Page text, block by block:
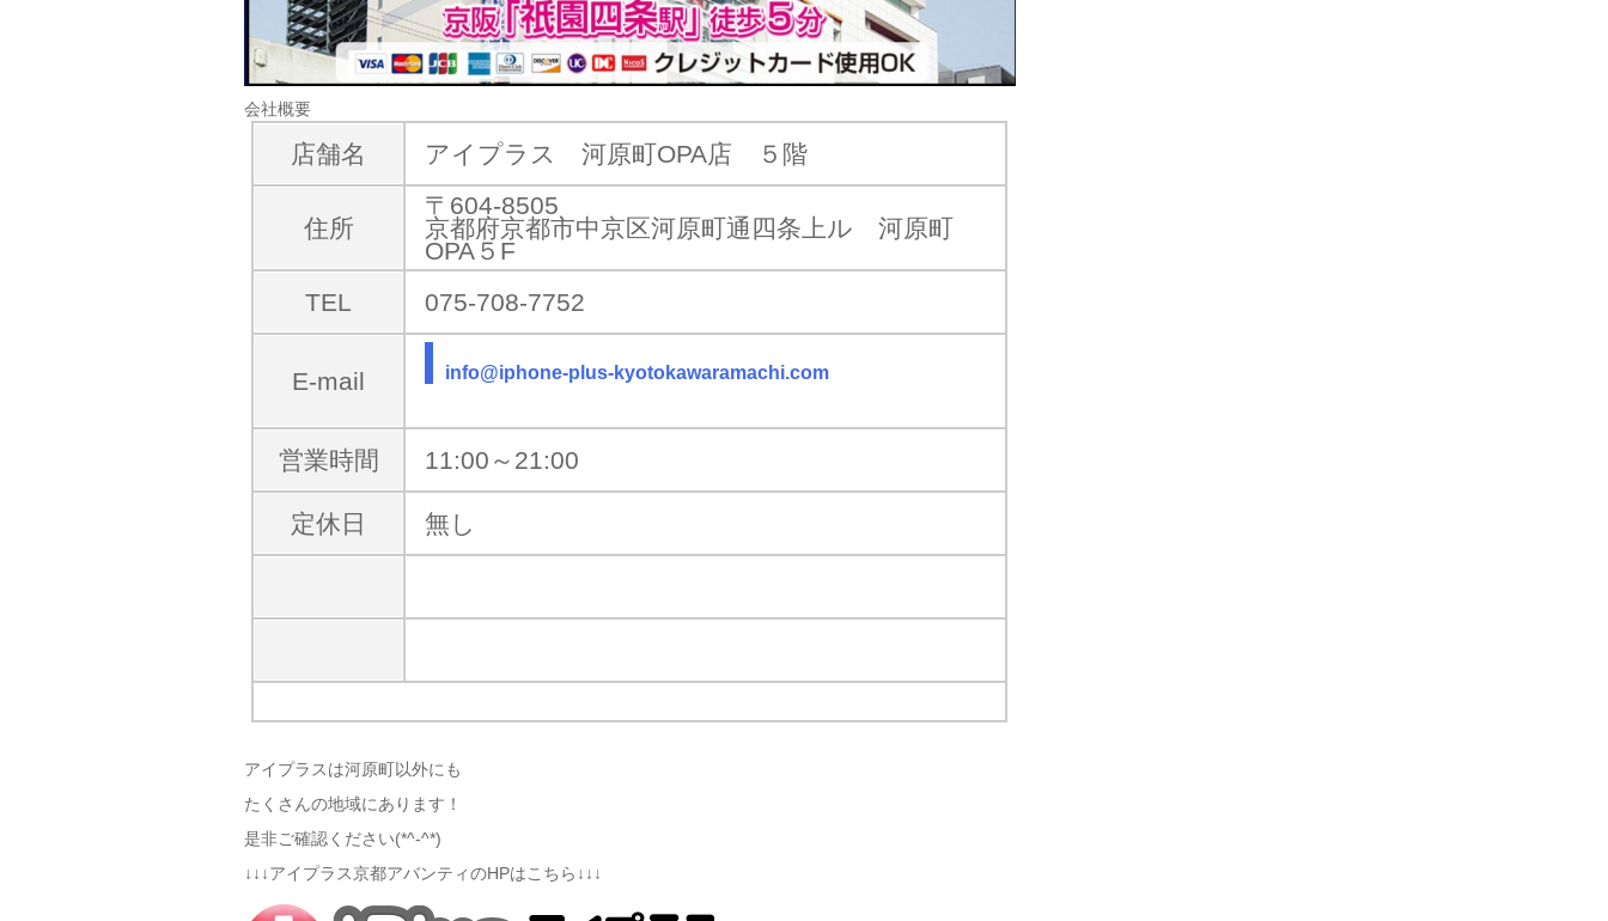
会社概要
店舗名 アイプラス 河原町OPA店 ５階
住所
〒604-8505
京都府京都市中京区河原町通四条上ル 河原町
OPA５F
TEL
075-708-7752
E-mail info@iphone-plus-kyotokawaramachi.com
営業時間 11:00～21:00
定休日 無し
アイプラスは河原町以外にも
たくさんの地域にあります！
是非ご確認ください(*^-^*)
↓↓↓アイプラス京都アバンティのHPはこちら↓↓↓